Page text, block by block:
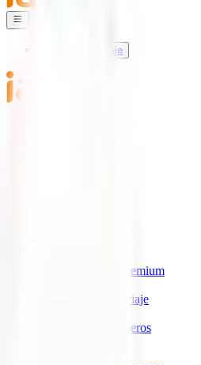
Seguros de Viaje
IATI Anulación Premium
IATI Anual Multiviaje
IATI Grandes Viajeros